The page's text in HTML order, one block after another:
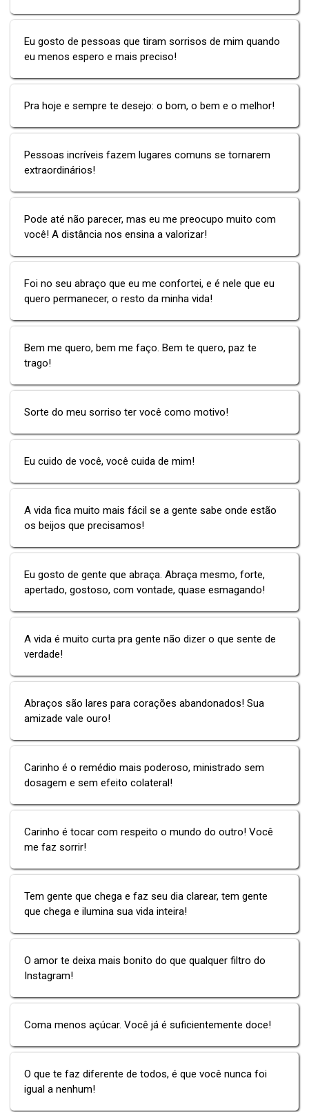
Eu gosto de pessoas que tiram sorrisos de mim quando
eu menos espero e mais preciso!
Pra hoje e sempre te desejo: o bom, o bem e o melhor!
Pessoas incríveis fazem lugares comuns se tornarem
extraordinários!
Pode até não parecer, mas eu me preocupo muito com
você! A distância nos ensina a valorizar!
Foi no seu abraço que eu me confortei, e é nele que eu
quero permanecer, o resto da minha vida!
Bem me quero, bem me faço. Bem te quero, paz te
trago!
Sorte do meu sorriso ter você como motivo!
Eu cuido de você, você cuida de mim!
A vida fica muito mais fácil se a gente sabe onde estão
os beijos que precisamos!
Eu gosto de gente que abraça. Abraça mesmo, forte,
apertado, gostoso, com vontade, quase esmagando!
A vida é muito curta pra gente não dizer o que sente de
verdade!
Abraços são lares para corações abandonados! Sua
amizade vale ouro!
Carinho é o remédio mais poderoso, ministrado sem
dosagem e sem efeito colateral!
Carinho é tocar com respeito o mundo do outro! Você
me faz sorrir!
Tem gente que chega e faz seu dia clarear, tem gente
que chega e ilumina sua vida inteira!
O amor te deixa mais bonito do que qualquer filtro do
Instagram!
Coma menos açúcar. Você já é suficientemente doce!
O que te faz diferente de todos, é que você nunca foi
igual a nenhum!